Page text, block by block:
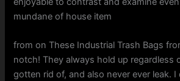
mundane of house item
from on These Industrial Trash Bags
notch! They always hold up regardless
gotten rid of, and also never ever leak.